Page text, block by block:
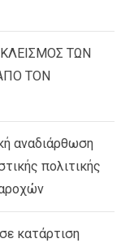
ΤΩΝ
ΤΟΝ
αναδιάρθωση
πολιτικής
κατάρτιση